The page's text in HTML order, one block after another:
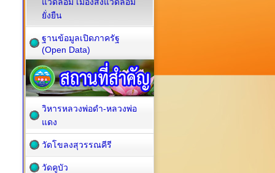
ยั่งยืน
ฐานข้อมูลเปิดภาครัฐ
(Open Data)
วิหารหลวงพ่อดำ-หลวงพ่อ
แดง
วัดโขลงสุวรรณคีรี
วัดคูบัว